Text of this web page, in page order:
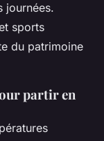
journées.
sports
du patrimoine
partir en